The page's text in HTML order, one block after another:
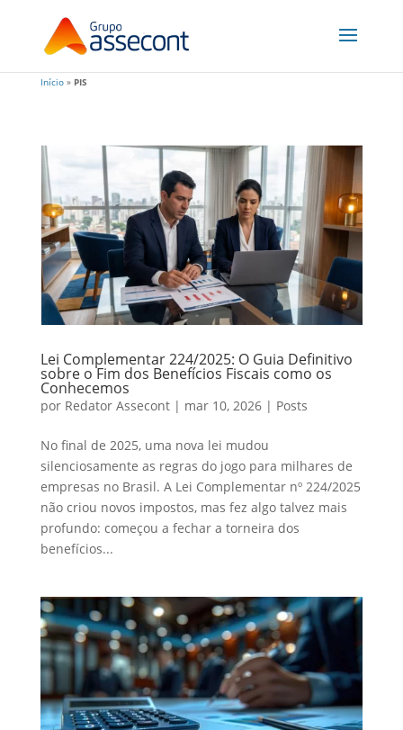
Início» PIS
Lei Complementar 224/2025: O Guia Definitivo
sobre o Fim dos Benefícios Fiscais como os
Conhecemos
por Redator Assecont| mar 10, 2026| Posts
No final de 2025, uma nova lei mudou
silenciosamente as regras do jogo para milhares de
empresas no Brasil. A Lei Complementar nº 224/2025
não criou novos impostos, mas fez algo talvez mais
profundo: começou a fechar a torneira dos
benefícios...